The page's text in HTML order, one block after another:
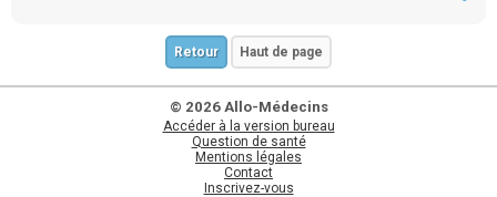
Retour Haut de page
© 2026 Allo-Médecins
Accéder à la version bureau
Question de santé
Mentions légales
Contact
Inscrivez-vous